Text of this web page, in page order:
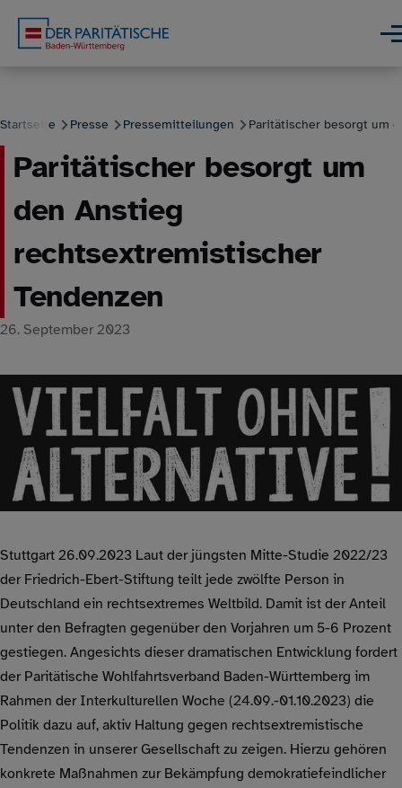
Pfadnavigation
Startseite Presse Pressemitteilungen Paritätischer besorgt um
Paritätischer besorgt um
den Anstieg
rechtsextremistischer
Tendenzen
26. September 2023
Stuttgart 26.09.2023 Laut der jüngsten Mitte-Studie 2022/23
der Friedrich-Ebert-Stiftung teilt jede zwölfte Person in
Deutschland ein rechtsextremes Weltbild. Damit ist der Anteil
unter den Befragten gegenüber den Vorjahren um 5-6 Prozent
gestiegen. Angesichts dieser dramatischen Entwicklung fordert
der Paritätische Wohlfahrtsverband Baden-Württemberg im
Rahmen der Interkulturellen Woche (24.09.-01.10.2023) die
Politik dazu auf, aktiv Haltung gegen rechtsextremistische
Tendenzen in unserer Gesellschaft zu zeigen. Hierzu gehören
konkrete Maßnahmen zur Bekämpfung demokratiefeindlicher